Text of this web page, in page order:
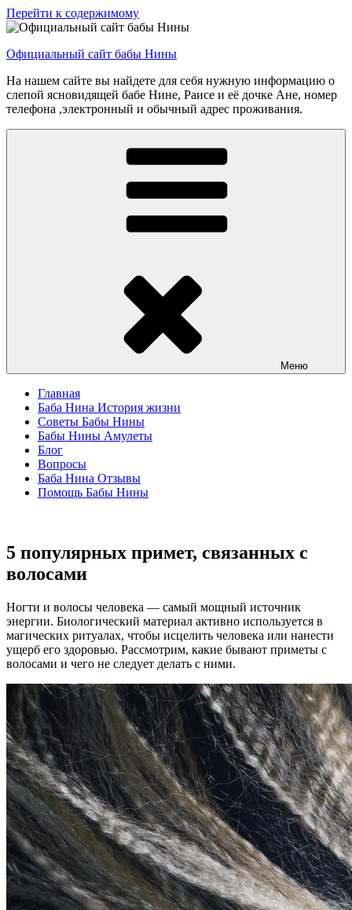
Перейти к содержимому
Официальный сайт бабы Нины
На нашем сайте вы найдете для себя нужную информацию о
слепой ясновидящей бабе Нине, Раисе и её дочке Ане, номер
телефона ,электронный и обычный адрес проживания.
Меню
Главная
Баба Нина История жизни
Советы Бабы Нины
Бабы Нины Амулеты
Блог
Вопросы
Баба Нина Отзывы
Помощь Бабы Нины
5 популярных примет, связанных с
волосами
Ногти и волосы человека — самый мощный источник
энергии. Биологический материал активно используется в
магических ритуалах, чтобы исцелить человека или нанести
ущерб его здоровью. Рассмотрим, какие бывают приметы с
волосами и чего не следует делать с ними.